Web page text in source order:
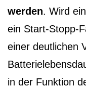
werden. Wird
ein Start-Stopp-
einer deutlichen
in der Funktion